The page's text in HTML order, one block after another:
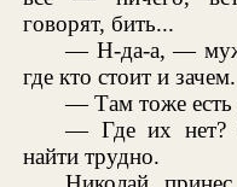
говорят, бить...
— Н-да-а, —
где кто стоит и зачем.
— Там тоже есть
— Где их нет?
найти трудно.